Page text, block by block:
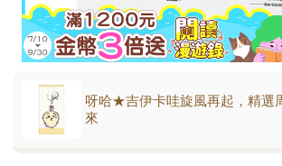
呀哈★吉伊卡哇旋風再起，精選
來